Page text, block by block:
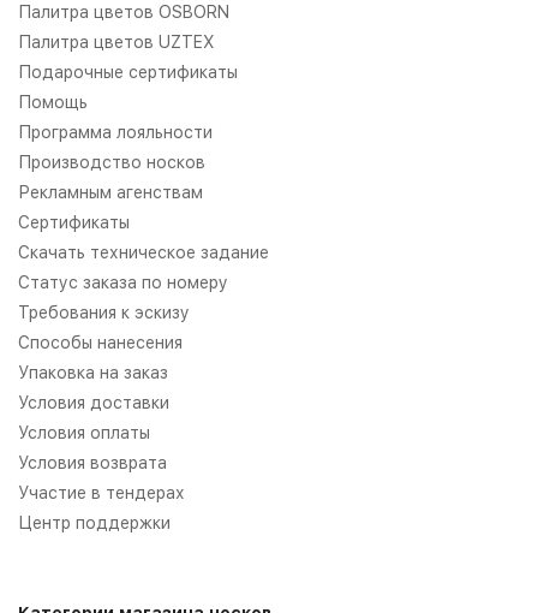
Палитра цветов OSBORN
Палитра цветов UZTEX
Подарочные сертификаты
Помощь
Программа лояльности
Производство носков
Рекламным агенствам
Сертификаты
Скачать техническое задание
Статус заказа по номеру
Требования к эскизу
Способы нанесения
Упаковка на заказ
Условия доставки
Условия оплаты
Условия возврата
Участие в тендерах
Центр поддержки